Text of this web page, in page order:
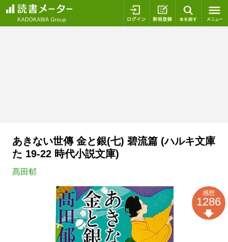
ログイン 新規登録
あきない世傳 金と銀(七) 碧流篇 (ハルキ文庫
た 19-22 時代小説文庫)
髙田郁
感想
1286